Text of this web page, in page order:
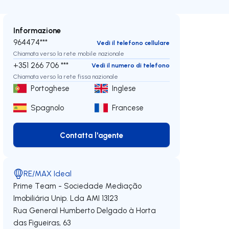
Informazione
964474***
Vedi il telefono cellulare
Chiamata verso la rete mobile nazionale
+351 266 706 ***
Vedi il numero di telefono
Chiamata verso la rete fissa nazionale
Portoghese
Inglese
Spagnolo
Francese
Contatta l'agente
Contatta l'agente
RE/MAX Ideal
Prime Team - Sociedade Mediação
Imobiliária Unip. Lda AMI 13123
Rua General Humberto Delgado à Horta
das Figueiras, 63